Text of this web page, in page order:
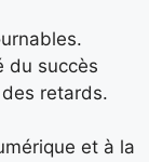
du succès
retards.
et à la